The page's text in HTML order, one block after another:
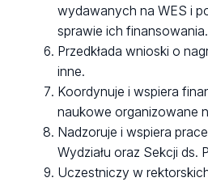
wydawanych na WES i
sprawie ich finansowania.
Przedkłada wnioski o
inne.
Koordynuje i wspiera
naukowe organizowane
Nadzoruje i wspiera
Wydziału oraz Sekcji ds.
Uczestniczy w